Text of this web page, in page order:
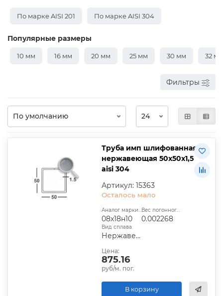
По марке AISI 201 По марке AISI 304
Популярные размеры
10 мм 16 мм 20 мм 25 мм 30 мм 32 мм
Фильтры
Труба имп шлифованная
нержавеющая 50х50х1,5
aisi 304
Артикул: 15363
Осталось мало
Аналог марки стали:
08х18н10
Вес погонного метра, т.:
0.002268
Вид сплава:
Нержавеющий
Цена:
875.16
руб/м. пог.
В корзину